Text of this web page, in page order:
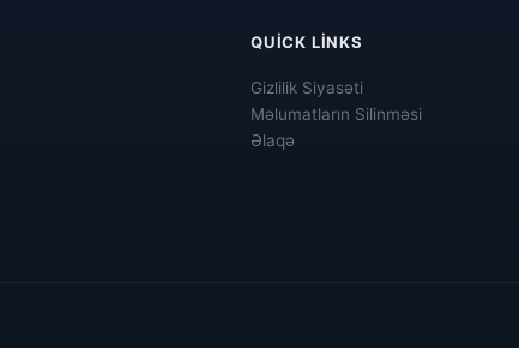
QUICK LINKS
Gizlilik Siyasəti
Məlumatların Silinməsi
Əlaqə